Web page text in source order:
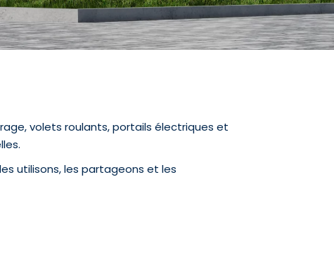
volets roulants, portails électriques et
utilisons, les partageons et les